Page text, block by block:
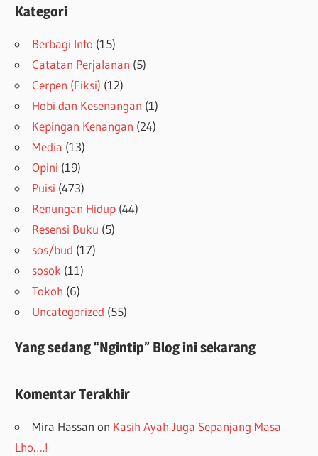
Kategori
Berbagi Info (15)
Catatan Perjalanan (5)
Cerpen (Fiksi) (12)
Hobi dan Kesenangan (1)
Kepingan Kenangan (24)
Media (13)
Opini (19)
Puisi (473)
Renungan Hidup (44)
Resensi Buku (5)
sos/bud (17)
sosok (11)
Tokoh (6)
Uncategorized (55)
Yang sedang “Ngintip” Blog ini sekarang
Komentar Terakhir
Mira Hassan on Kasih Ayah Juga Sepanjang Masa
Lho….!